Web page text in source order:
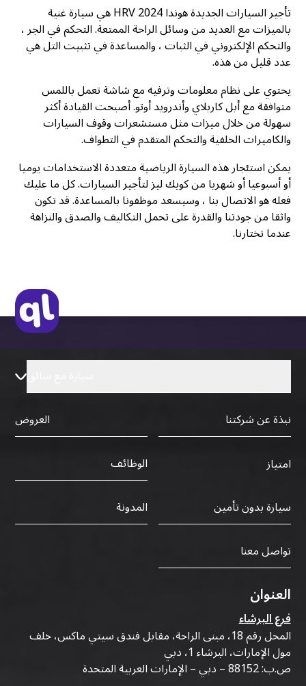
تأجير السيارات الجديدة هوندا HRV 2024 هي سيارة غنية
بالميزات مع العديد من وسائل الراحة الممتعة. التحكم في الجر ،
والتحكم الإلكتروني في الثبات ، والمساعدة في تثبيت التل هي
عدد قليل من هذه.
يحتوي على نظام معلومات وترفيه مع شاشة تعمل باللمس
متوافقة مع أبل كاربلاي وأندرويد أوتو. أصبحت القيادة أكثر
سهولة من خلال ميزات مثل مستشعرات وقوف السيارات
والكاميرات الخلفية والتحكم المتقدم في التطواف.
يمكن استئجار هذه السيارة الرياضية متعددة الاستخدامات يوميا
أو أسبوعيا أو شهريا من كويك ليز لتأجير السيارات. كل ما عليك
فعله هو الاتصال بنا ، وسيسعد موظفونا بالمساعدة. قد تكون
واثقا من جودتنا والقدرة على تحمل التكاليف والصدق والنزاهة
عندما تختارنا.
نبذة عن شركتنا
العروض
امتياز
الوظائف
سيارة بدون تأمين
المدونة
تواصل معنا
العنوان
فرع البرشاء
المحل رقم 18، مبنى الراحة، مقابل فندق سيتي ماكس، خلف
مول الإمارات، البرشاء 1، دبي
ص.ب: 88152 – دبي – الإمارات العربية المتحدة